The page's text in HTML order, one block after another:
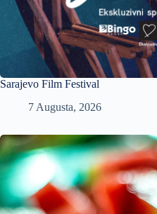
Sarajevo Film Festival
7 Augusta, 2026